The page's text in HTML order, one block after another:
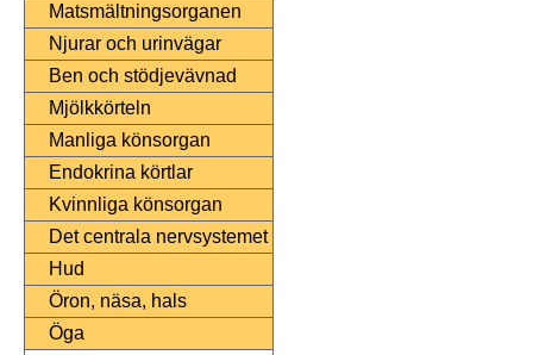
Matsmältningsorganen
Njurar och urinvägar
Ben och stödjevävnad
Mjölkkörteln
Manliga könsorgan
Endokrina körtlar
Kvinnliga könsorgan
Det centrala nervsystemet
Hud
Öron, näsa, hals
Öga